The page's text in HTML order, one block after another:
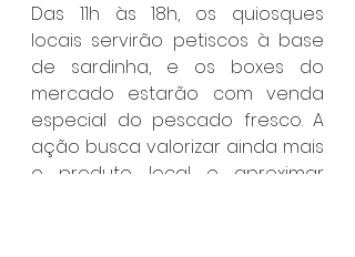
Das 11h às 18h, os quiosques
locais servirão petiscos à base
de sardinha, e os boxes do
mercado estarão com venda
especial do pescado fresco. A
ação busca valorizar ainda mais
o produto local e aproximar